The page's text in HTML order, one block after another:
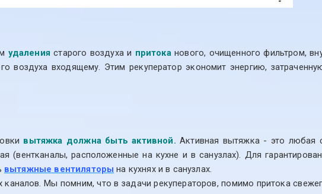
удаления старого воздуха и притока нового, очищенного фильтром,
воздуха входящему. Этим рекуператор экономит энергию,
вытяжка должна быть активной. Активная вытяжка - это любая
(вентканалы, расположенные на кухне и в санузлах). Для
вытяжные вентиляторы на кухнях и в санузлах.
Мы помним, что в задачи рекуператоров, помимо притока